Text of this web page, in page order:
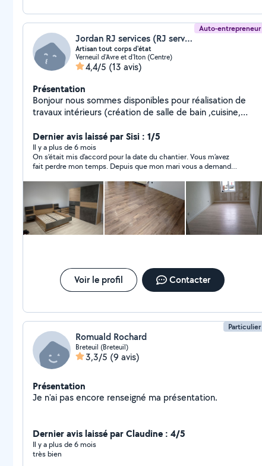
Auto-entrepreneur
Jordan RJ services (RJ services)
Artisan tout corps d'état
Verneuil d'Avre et d'Iton (Centre)
4,4/5 (13 avis)
Présentation
Bonjour nous sommes disponibles pour réalisation de
travaux intérieurs (création de salle de bain ,cuisine,
etc...) travaux extérieurs entretien création parc et
jardin N'hésitez pas à nous contacter Devis rapide Rj
services
Dernier avis laissé par Sisi : 1/5
Il y a plus de 6 mois
On s’était mis d’accord pour la date du chantier. Vous m’avez
fait perdre mon temps. Depuis que mon mari vous a demandé
pas revu avant deux semaines, et là vous me répondez que
vous avez trop de travail. Quand vous étiez là, je vous ai vu faire
un clin d’œil derrière mon dos en rigolant. Vous prenez vraiment
les gens pour des imbéciles. Croyez-moi, je n’oublierai pas ça.
Vous méritez ce commentaire."**
Voir le profil Contacter
Particulier
Romuald Rochard
Breteuil (Breteuil)
3,3/5 (9 avis)
Présentation
Je n'ai pas encore renseigné ma présentation.
Dernier avis laissé par Claudine : 4/5
Il y a plus de 6 mois
très bien